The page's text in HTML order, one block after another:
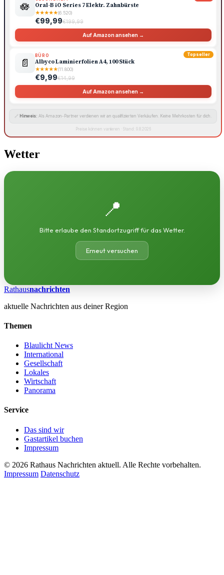
🪷 Oral-B iO Series 7 Elektr. Zahnbürste
★★★★★(6.520)
€99,99€199,99
Auf Amazon ansehen →
Topseller
📄
BÜRO
Albyco Laminierfolien A4, 100 Stück
★★★★★(11.800)
€9,99€14,99
Auf Amazon ansehen →
🔗 Hinweis: Als Amazon-Partner verdienen wir an qualifizierten Verkäufen. Keine Mehrkosten für dich.
Preise können variieren · Stand: 9.8.2026
Wetter
📍
Bitte erlaube den Standortzugriff für das Wetter.
Erneut versuchen
Rathausnachrichten
aktuelle Nachrichten aus deiner Region
Themen
Blaulicht News
International
Gesellschaft
Lokales
Wirtschaft
Panorama
Service
Das sind wir
Gastartikel buchen
Impressum
© 2026 Rathaus Nachrichten aktuell. Alle Rechte vorbehalten.
Impressum Datenschutz